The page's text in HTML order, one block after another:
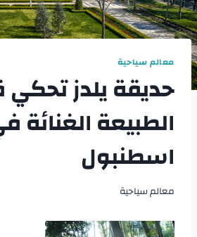
معالم سياحية
حديقة يلدز
الطبيعة الغنائة
اسطنبول
معالم سياحية